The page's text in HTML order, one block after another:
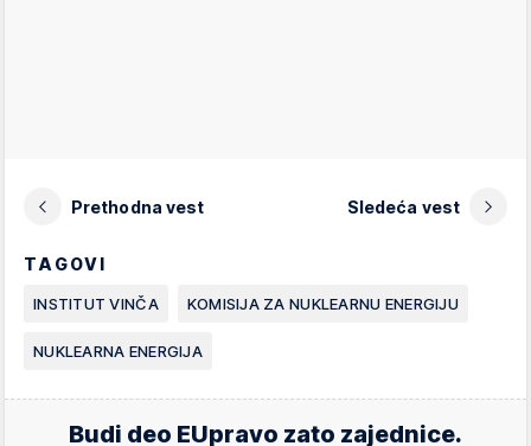
Prethodna vest Sledeća vest
TAGOVI
INSTITUT VINČA KOMISIJA ZA NUKLEARNU ENERGIJU
NUKLEARNA ENERGIJA
Budi deo EUpravo zato zajednice.